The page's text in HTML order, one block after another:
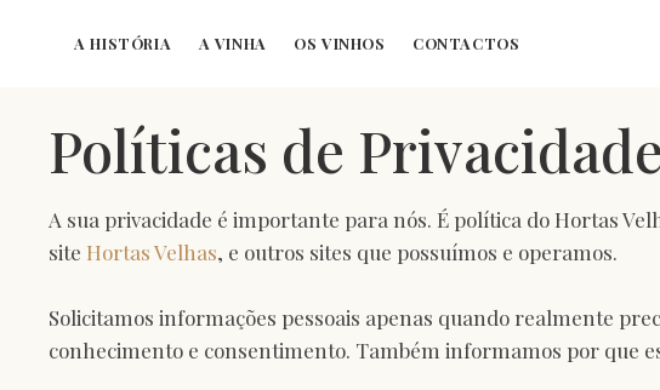
A HISTÓRIA A VINHA OS VINHOS CONTACTOS
Políticas de Privacidade
A sua privacidade é importante para nós. É política do Hortas
site Hortas Velhas, e outros sites que possuímos e operamos.
Solicitamos informações pessoais apenas quando realmente
conhecimento e consentimento. Também informamos por que